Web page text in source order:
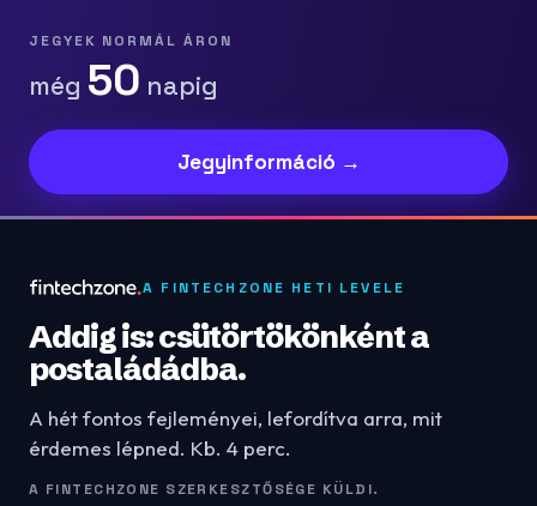
JEGYEK NORMÁL ÁRON
még 50 napig
Jegyinformáció →
A FINTECHZONE HETI LEVELE
Addig is: csütörtökönként a
postaládádba.
A hét fontos fejleményei, lefordítva arra, mit
érdemes lépned. Kb. 4 perc.
A FINTECHZONE SZERKESZTŐSÉGE KÜLDI.